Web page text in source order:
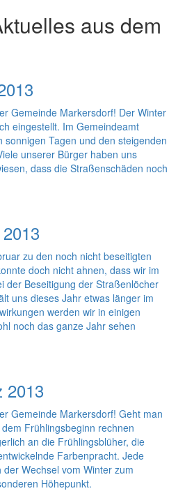
aus dem
Gemeinde Markersdorf! Der Winter
eingestellt. Im Gemeindeamt
Tagen und den steigenden
unserer Bürger haben uns
dass die Straßenschäden noch
zu den noch nicht beseitigten
doch nicht ahnen, dass wir im
der Beseitigung der Straßenlöcher
uns dieses Jahr etwas länger im
werden wir in einigen
noch das ganze Jahr sehen
2013
Gemeinde Markersdorf! Geht man
Frühlingsbeginn rechnen
an die Frühlingsblüher, die
Farbenpracht. Jede
Wechsel vom Winter zum
Höhepunkt.